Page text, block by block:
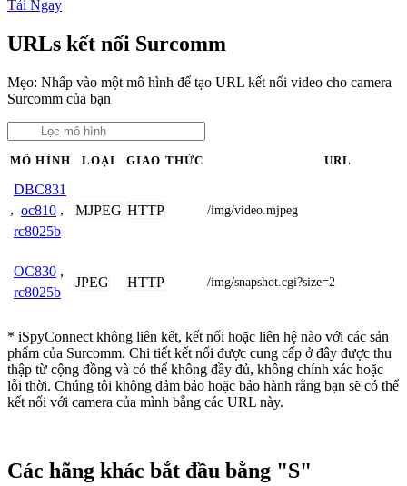
Tải Ngay
URLs kết nối Surcomm
Mẹo: Nhấp vào một mô hình để tạo URL kết nối video cho camera
Surcomm của bạn
MÔ HÌNH LOẠI GIAO THỨC URL
DBC831
, oc810 ,
rc8025b
MJPEG HTTP /img/video.mjpeg
OC830 ,
rc8025b
JPEG HTTP /img/snapshot.cgi?size=2
* iSpyConnect không liên kết, kết nối hoặc liên hệ nào với các sản
phẩm của Surcomm. Chi tiết kết nối được cung cấp ở đây được thu
thập từ cộng đồng và có thể không đầy đủ, không chính xác hoặc
lỗi thời. Chúng tôi không đảm bảo hoặc bảo hành rằng bạn sẽ có thể
kết nối với camera của mình bằng các URL này.
Các hãng khác bắt đầu bằng "S"